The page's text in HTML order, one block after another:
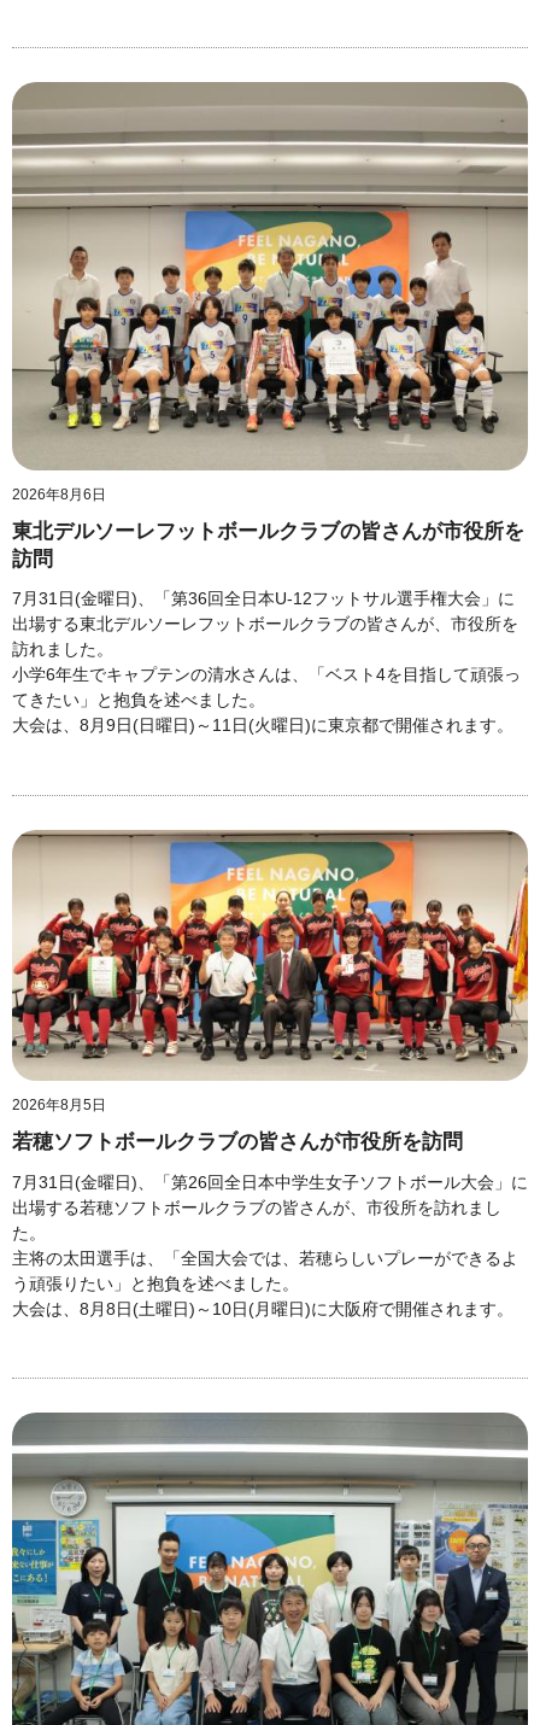
2026年8月6日
東北デルソーレフットボールクラブの皆さんが市役所を
訪問
7月31日(金曜日)、「第36回全日本U-12フットサル選手権大会」に
出場する東北デルソーレフットボールクラブの皆さんが、市役所を
訪れました。
小学6年生でキャプテンの清水さんは、「ベスト4を目指して頑張っ
てきたい」と抱負を述べました。
大会は、8月9日(日曜日)～11日(火曜日)に東京都で開催されます。
2026年8月5日
若穂ソフトボールクラブの皆さんが市役所を訪問
7月31日(金曜日)、「第26回全日本中学生女子ソフトボール大会」に
出場する若穂ソフトボールクラブの皆さんが、市役所を訪れまし
た。
主将の太田選手は、「全国大会では、若穂らしいプレーができるよ
う頑張りたい」と抱負を述べました。
大会は、8月8日(土曜日)～10日(月曜日)に大阪府で開催されます。